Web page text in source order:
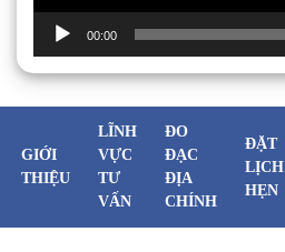
00:00
GIỚI
THIỆU
LĨNH
VỰC
TƯ
VẤN
ĐO
ĐẠC
ĐỊA
CHÍNH
ĐẶT
LỊCH
HẸN